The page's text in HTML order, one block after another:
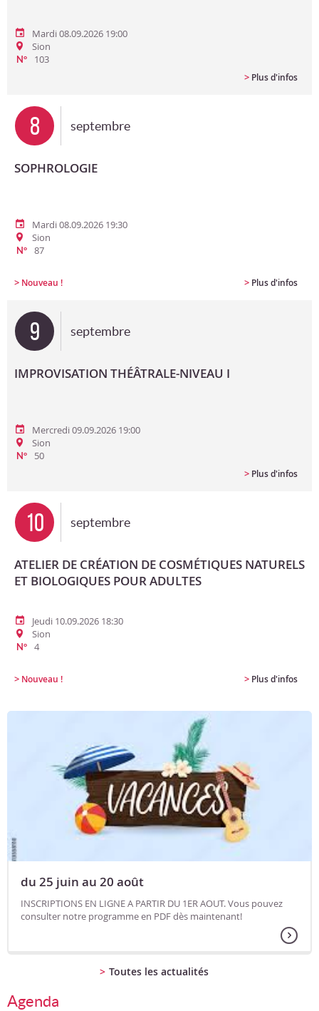
Mardi 08.09.2026 19:00
Sion
N°
103
> Plus d'infos
8 septembre
SOPHROLOGIE
Mardi 08.09.2026 19:30
Sion
N° 87
> Nouveau ! > Plus d'infos
9 septembre
IMPROVISATION THÉÂTRALE-NIVEAU I
Mercredi 09.09.2026 19:00
Sion
N°
50
> Plus d'infos
10 septembre
ATELIER DE CRÉATION DE COSMÉTIQUES NATURELS
ET BIOLOGIQUES POUR ADULTES
Jeudi 10.09.2026 18:30
Sion
N° 4
> Nouveau ! > Plus d'infos
du 25 juin au 20 août
INSCRIPTIONS EN LIGNE A PARTIR DU 1ER AOUT. Vous pouvez
consulter notre programme en PDF dès maintenant!
Toutes les actualités
Agenda